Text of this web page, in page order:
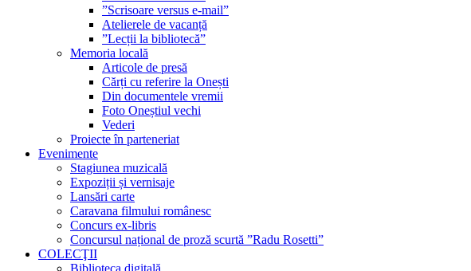
”Scrisoare versus e-mail”
Atelierele de vacanță
”Lecții la bibliotecă”
Memoria locală
Articole de presă
Cărți cu referire la Onești
Din documentele vremii
Foto Oneștiul vechi
Vederi
Proiecte în parteneriat
Evenimente
Stagiunea muzicală
Expoziții și vernisaje
Lansări carte
Caravana filmului românesc
Concurs ex-libris
Concursul național de proză scurtă ”Radu Rosetti”
COLECŢII